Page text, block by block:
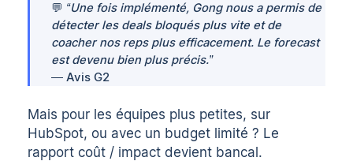
💬 “Une fois implémenté, Gong nous a permis de
détecter les deals bloqués plus vite et de
coacher nos reps plus efficacement. Le forecast
est devenu bien plus précis.”
— Avis G2
Mais pour les équipes plus petites, sur
HubSpot, ou avec un budget limité ? Le
rapport coût / impact devient bancal.